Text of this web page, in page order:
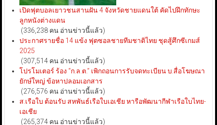
เปิดฟุตบอลเยาวชนสานฝัน 4 จังหวัดชายแดนใต้ คัดไปฝึกทักษะ
ลูกหนังต่างแดน
(336,238 คน อ่านข่าวนี้แล้ว)
ประกาศรายชื่อ 14 แข้ง ฟุตซอลชายทีมชาติไทย ชุดสู้ศึกซีเกมส์
2025
(307,514 คน อ่านข่าวนี้แล้ว)
โปรโมเตอร์ ร้อง “ก.ล.ต.” เพิกถอนการรับจดทะเบียน บ.สื่อโฆษณา
ยักษ์ใหญ่ ข้อหาปลอมเอกสาร
(276,576 คน อ่านข่าวนี้แล้ว)
ส.เรือใบ ต้อนรับ สหพันธ์เรือใบเอเชีย หารือพัฒนากีฬาเรือใบไทย-
เอเชีย
(265,374 คน อ่านข่าวนี้แล้ว)